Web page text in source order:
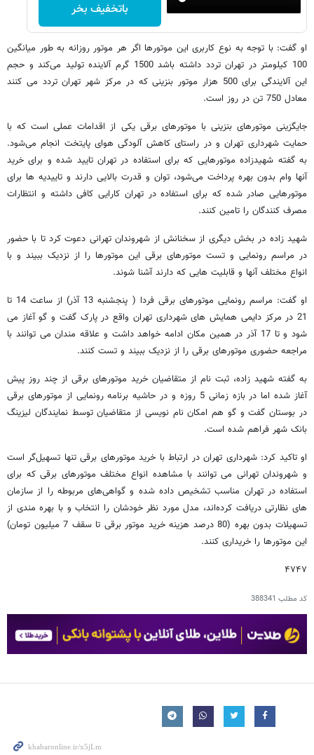
باتخفیف بخر
او گفت: با توجه به نوع کاربری این موتورها اگر هر موتور روزانه به طور میانگین
100 کیلومتر در تهران تردد داشته باشد 1500 گرم آلاینده تولید می‌کند و حجم
این آلایندگی برای 500 هزار موتور بنزینی که در مرکز شهر تهران تردد می کنند
معادل 750 تن در روز است.
جایگزینی موتورهای بنزینی با موتورهای برقی یکی از اقدامات عملی است که با
حمایت شهرداری تهران و در راستای کاهش آلودگی هوای پایتخت انجام می‌شود.
به گفته شهیدزاده موتورهایی که برای استفاده در تهران تایید شده و برای خرید
آنها وام بدون بهره پرداخت می‌شود، توان و قدرت بالایی دارند و تاییدیه ها برای
موتورهایی صادر شده که برای استفاده در تهران کارایی کافی داشته و انتظارات
مصرف کنندگان را تامین کنند.
شهید زاده در بخش دیگری از سخنانش از شهروندان تهرانی دعوت کرد تا با حضور
در مراسم رونمایی و تست موتورهای برقی این موتورها را از نزدیک ببیند و با
انواع مختلف آنها و قابلیت هایی که دارند آشنا شوند.
او گفت: مراسم رونمایی موتورهای برقی فردا ( پنجشنبه 13 آذر) از ساعت 14 تا
21 در مرکز دایمی همایش های شهرداری تهران واقع در پارک گفت و گو آغاز می
شود و تا 17 آذر در همین مکان ادامه خواهد داشت و علاقه مندان می توانند با
مراجعه حضوری موتورهای برقی را از نزدیک ببیند و تست کنند.
به گفته شهید زاده، ثبت نام از متقاضیان خرید موتورهای برقی از چند روز پیش
آغاز شده اما در بازه زمانی 5 روزه و در حاشیه برنامه رونمایی از موتورهای برقی
در بوستان گفت و گو هم امکان نام نویسی از متقاضیان توسط نمایندگان لیزینگ
بانک شهر فراهم شده است.
او تاکید کرد: شهرداری تهران در ارتباط با خرید موتورهای برقی تنها تسهیل‌گر است
و شهروندان تهرانی می توانند با مشاهده انواع مختلف موتورهای برقی که برای
استفاده در تهران مناسب تشخیص داده شده و گواهی‌های مربوطه را از سازمان
های نظارتی دریافت کرده‌اند، مدل مورد نظر خودشان را انتخاب و با بهره مندی از
تسهیلات بدون بهره (80 درصد هزینه خرید موتور برقی تا سقف 7 میلیون تومان)
این موتورها را خریداری کنند.
۴۷۴۷
کد مطلب 388341